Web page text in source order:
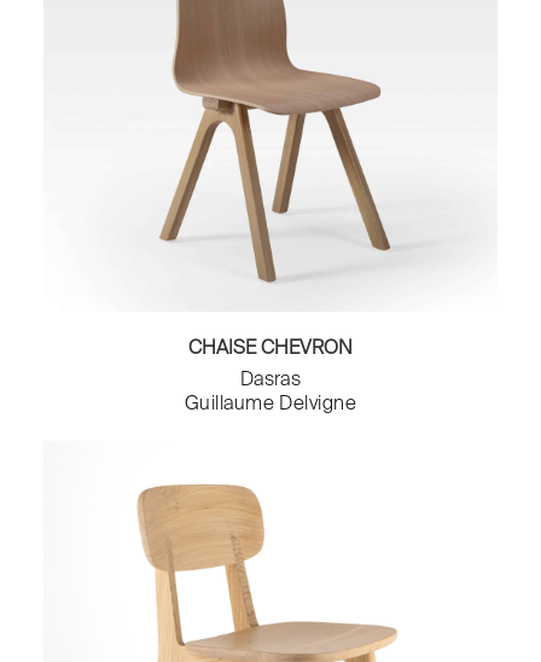
CHAISE CHEVRON
Dasras
Guillaume Delvigne